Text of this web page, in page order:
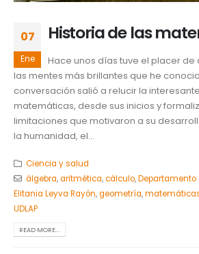
07
Ene
Historia de las
Hace unos días tuve el placer de
las mentes más brillantes que he
conversación salió a relucir la
matemáticas, desde sus inicios y
limitaciones que motivaron a su
la humanidad, el...
Ciencia y salud
álgebra,aritmética,cálculo,Departamento
Elitania Leyva Rayón,geometría,
UDLAP
READ MORE...